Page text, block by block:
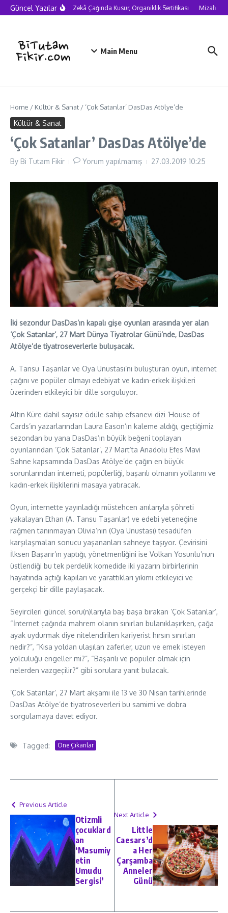
Skip to content
Güncel YazılarYapay Zekâ Çağında Kusur, Organiklik Sertifikası Mizah
Main Menu
Home / Kültür & Sanat / ‘Çok Satanlar’ DasDas Atölye’de
Kültür & Sanat
‘Çok Satanlar’ DasDas Atölye’de
By Bi Tutam Fikir Yorum yapılmamış 27.03.2019 10:25
İki sezondur DasDas’ın kapalı gişe oyunları arasında yer alan
‘Çok Satanlar’, 27 Mart Dünya Tiyatrolar Günü’nde, DasDas
Atölye’de tiyatroseverlerle buluşacak.
A. Tansu Taşanlar ve Oya Unustası’nı buluşturan oyun, internet
çağını ve popüler olmayı edebiyat ve kadın-erkek ilişkileri
üzerinden etkileyici bir dille sorguluyor.
Altın Küre dahil sayısız ödüle sahip efsanevi dizi ‘House of
Cards’ın yazarlarından Laura Eason’ın kaleme aldığı, geçtiğimiz
sezondan bu yana DasDas’ın büyük beğeni toplayan
oyunlarından ‘Çok Satanlar’, 27 Mart’ta Anadolu Efes Mavi
Sahne kapsamında DasDas Atölye’de çağın en büyük
sorunlarından interneti, popülerliği, başarılı olmanın yollarını ve
kadın-erkek ilişkilerini masaya yatıracak.
Oyun, internette yayınladığı müstehcen anılarıyla şöhreti
yakalayan Ethan (A. Tansu Taşanlar) ve edebi yeteneğine
rağmen tanınmayan Olivia’nın (Oya Unustası) tesadüfen
karşılaşmaları sonucu yaşananları sahneye taşıyor. Çevirisini
İlksen Başarır’ın yaptığı, yönetmenliğini ise Volkan Yosunlu’nun
üstlendiği bu tek perdelik komedide iki yazarın birbirlerinin
hayatında açtığı kapıları ve yarattıkları yıkımı etkileyici ve
gerçekçi bir dille paylaşacak.
Seyircileri güncel soru(n)larıyla baş başa bırakan ‘Çok Satanlar’,
“İnternet çağında mahrem olanın sınırları bulanıklaşırken, çağa
ayak uydurmak diye nitelendirilen kariyerist hırsın sınırları
nedir?”, “Kısa yoldan ulaşılan zaferler, uzun ve emek isteyen
yolculuğu engeller mi?”, “Başarılı ve popüler olmak için
nelerden vazgeçilir?” gibi sorulara yanıt bulacak.
‘Çok Satanlar’, 27 Mart akşamı ile 13 ve 30 Nisan tarihlerinde
DasDas Atölye’de tiyatroseverleri bu samimi ve dobra
sorgulamaya davet ediyor.
Tagged: Öne Çıkanlar
Previous Article
Otizmli
çocuklard
an
‘Masumiy
etin
Umudu
Sergisi’
Next Article
Little
Caesars’d
a Her
Çarşamba
Anneler
Günü